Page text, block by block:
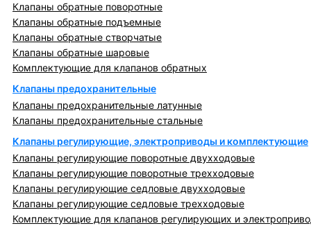
Клапаны обратные поворотные
Клапаны обратные подъемные
Клапаны обратные створчатые
Клапаны обратные шаровые
Комплектующие для клапанов обратных
Клапаны предохранительные
Клапаны предохранительные латунные
Клапаны предохранительные стальные
Клапаны регулирующие, электроприводы и комплектующие
Клапаны регулирующие поворотные двухходовые
Клапаны регулирующие поворотные трехходовые
Клапаны регулирующие седловые двухходовые
Клапаны регулирующие седловые трехходовые
Комплектующие для клапанов регулирующих и